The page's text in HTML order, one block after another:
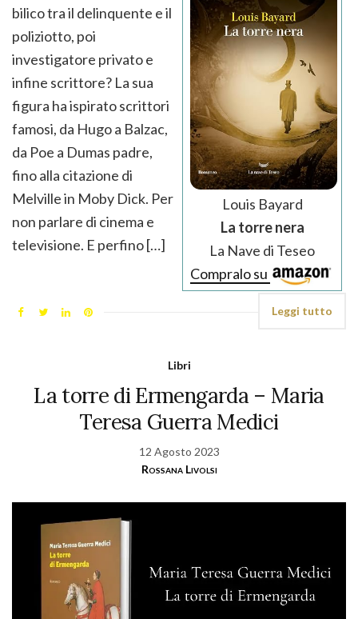
Louis Bayard
La torre nera
La Nave di Teseo
Compralo su
bilico tra il delinquente e il
poliziotto, poi
investigatore privato e
infine scrittore? La sua
figura ha ispirato scrittori
famosi, da Hugo a Balzac,
da Poe a Dumas padre,
fino alla citazione di
Melville in Moby Dick. Per
non parlare di cinema e
televisione. E perfino […]
Leggi tutto
Libri
La torre di Ermengarda – Maria
Teresa Guerra Medici
12 Agosto 2023
Rossana Livolsi